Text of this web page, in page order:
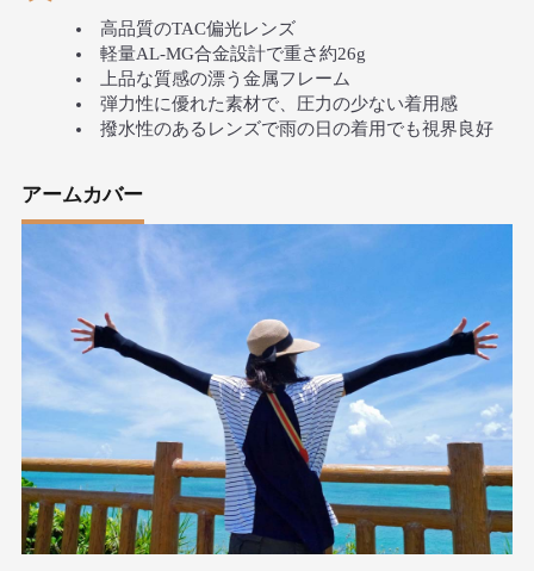
高品質のTAC偏光レンズ
軽量AL-MG合金設計で重さ約26g
上品な質感の漂う金属フレーム
弾力性に優れた素材で、圧力の少ない着用感
撥水性のあるレンズで雨の日の着用でも視界良好
アームカバー